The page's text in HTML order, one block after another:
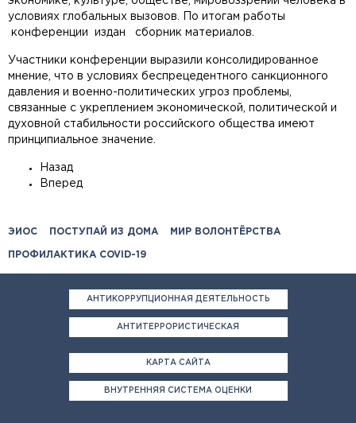
условиях глобальных вызовов. По итогам работы
конференции издан сборник материалов.
Участники конференции выразили консолидированное
мнение, что в условиях беспрецедентного санкционного
давления и военно-политических угроз проблемы,
связанные с укреплением экономической, политической и
духовной стабильности российского общества имеют
принципиальное значение.
Назад
Вперед
ЭИОС ПОСТУПАЙ ИЗ ДОМА МИР ВОЛОНТЁРСТВА
ПРОФИЛАКТИКА COVID-19
АНТИКОРРУПЦИОННАЯ ДЕЯТЕЛЬНОСТЬ
АНТИТЕРРОРИСТИЧЕСКАЯ
КАРТА САЙТА
ВНУТРЕННЯЯ СИСТЕМА ОЦЕНКИ